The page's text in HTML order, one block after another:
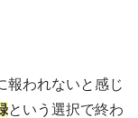
報われないと感じ
という選択で終わ